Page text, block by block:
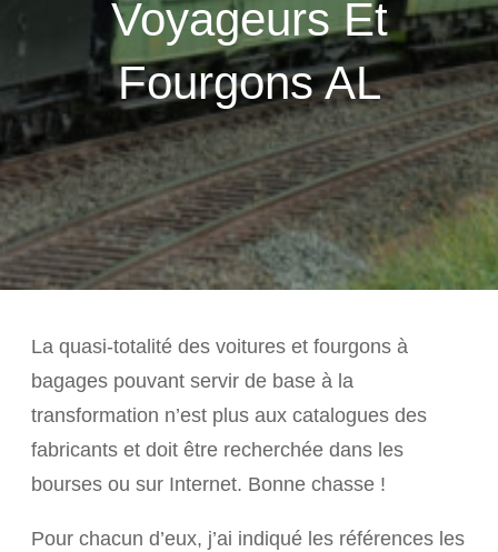
Voyageurs Et
Fourgons AL
La quasi-totalité des voitures et fourgons à
bagages pouvant servir de base à la
transformation n’est plus aux catalogues des
fabricants et doit être recherchée dans les
bourses ou sur Internet. Bonne chasse !
Pour chacun d’eux, j’ai indiqué les références les